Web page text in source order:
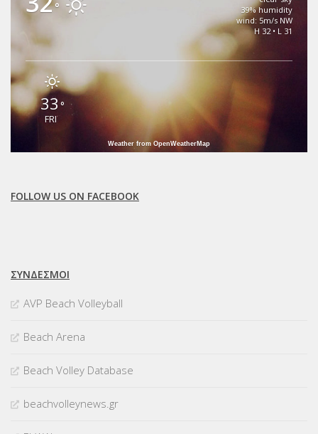
°
39% humidity
wind: 5m/s NW
H 32 • L 31
33 °
FRI
Weather from OpenWeatherMap
FOLLOW US ON FACEBOOK
ΣΥΝΔΈΣΜΟΙ
AVP Beach Volleyball
Beach Arena
Beach Volley Database
beachvolleynews.gr